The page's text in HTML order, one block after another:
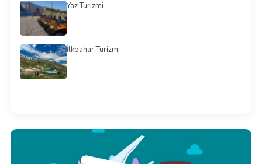
Yaz Turizmi
İlkbahar Turizmi